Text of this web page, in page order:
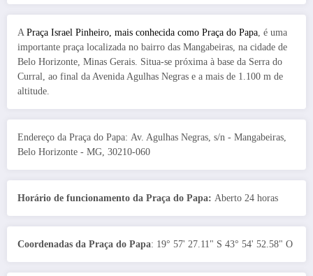
A Praça Israel Pinheiro, mais conhecida como Praça do Papa , é uma
importante praça localizada no bairro das Mangabeiras, na cidade de
Belo Horizonte, Minas Gerais. Situa-se próxima à base da Serra do
Curral, ao final da Avenida Agulhas Negras e a mais de 1.100 m de
altitude.
Endereço da Praça do Papa: Av. Agulhas Negras, s/n - Mangabeiras,
Belo Horizonte - MG, 30210-060
Horário de funcionamento da Praça do Papa: Aberto 24 horas
Coordenadas da Praça do Papa: 19° 57' 27.11" S 43° 54' 52.58" O